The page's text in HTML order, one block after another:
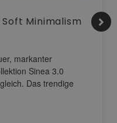
Minimalism
markanter
Sinea 3.0
Das trendige